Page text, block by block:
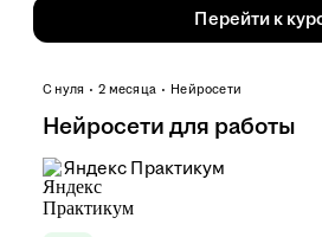
Перейти к
С нуля 2 месяца Нейросети
Нейросети для работы
Яндекс Практикум